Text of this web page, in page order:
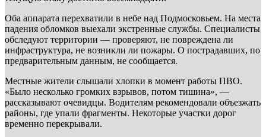
Оба аппарата перехватили в небе над Подмосковьем. На места
падения обломков выехали экстренные службы. Специалисты
обследуют территории — проверяют, не повреждена ли
инфраструктура, не возникли ли пожары. О пострадавших, по
предварительным данным, не сообщается.
Местные жители слышали хлопки в момент работы ПВО.
«Было несколько громких взрывов, потом тишина», —
рассказывают очевидцы. Водителям рекомендовали объезжать
районы, где упали фрагменты. Некоторые участки дорог
временно перекрывали.